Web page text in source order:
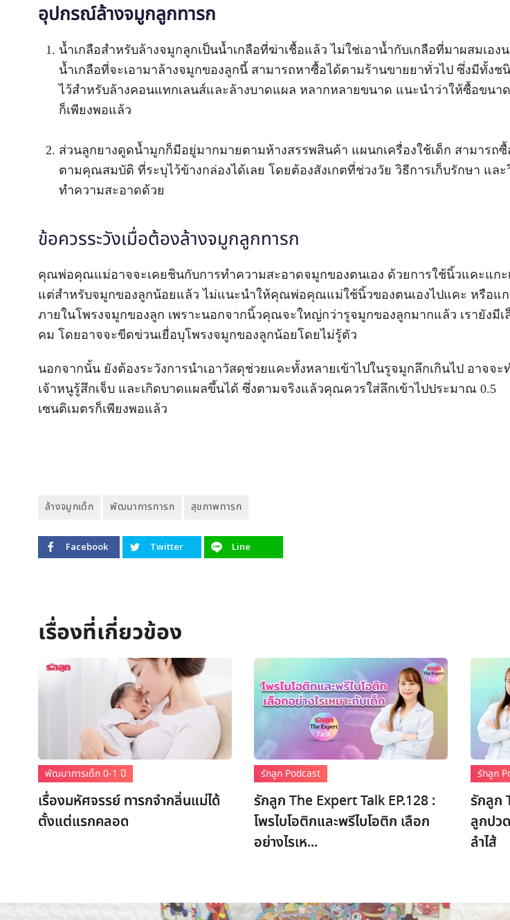
อุปกรณ์ล้างจมูกลูกทารก
น้ำเกลือสำหรับล้างจมูกลูกเป็นน้ำเกลือที่ฆ่าเชื้อแล้ว ไม่ใช่เอาน้ำกับเกลือที่มาผสมเอง
น้ำเกลือที่จะเอามาล้างจมูกของลูกนี้ สามารถหาซื้อได้ตามร้านขายยาทั่วไป ซึ่งมีทั้งช
ไว้สำหรับล้างคอนแทกเลนส์และล้างบาดแผล หลากหลายขนาด แนะนำว่าให้ซื้อขนาด
ก็เพียงพอแล้ว
ส่วนลูกยางดูดน้ำมูกก็มีอยู่มากมายตามห้างสรรพสินค้า แผนกเครื่องใช้เด็ก สามารถซื้
ตามคุณสมบัติ ที่ระบุไว้ข้างกล่องได้เลย โดยต้องสังเกตที่ช่วงวัย วิธีการเก็บรักษา และ
ทำความสะอาดด้วย
ข้อควรระวังเมื่อต้องล้างจมูกลูกทารก
คุณพ่อคุณแม่อาจจะเคยชินกับการทำความสะอาดจมูกของตนเอง ด้วยการใช้นิ้วแคะแกะ
แต่สำหรับจมูกของลูกน้อยแล้ว ไม่แนะนำให้คุณพ่อคุณแม่ใช้นิ้วของตนเองไปแคะ หรือแก
ภายในโพรงจมูกของลูก เพราะนอกจากนิ้วคุณจะใหญ่กว่ารูจมูกของลูกมากแล้ว เรายังมีเ
คม โดยอาจจะขีดข่วนเยื่อบุโพรงจมูกของลูกน้อยโดยไม่รู้ตัว
นอกจากนั้น ยังต้องระวังการนำเอาวัสดุช่วยแคะทั้งหลายเข้าไปในรูจมูกลึกเกินไป อาจจะ
เจ้าหนูรู้สึกเจ็บ และเกิดบาดแผลขึ้นได้ ซึ่งตามจริงแล้วคุณควรใส่ลึกเข้าไปประมาณ 0.5
เซนติเมตรก็เพียงพอแล้ว
ล้างจมูกเด็ก พัฒนาการทารก สุขภาพทารก
Facebook Twitter Line
พัฒนาการเด็ก 0-1 ปี
เรื่องมหัศจรรย์ ทารกจำกลิ่นแม่ได้
ตั้งแต่แรกคลอด
รักลูก Podcast
รักลูก The Expert Talk EP.128 :
โพรไบโอติกและพรีไบโอติก เลือก
อย่างไรเห...
รักลูก
รักลูก
ลูกปว
ลำไส้